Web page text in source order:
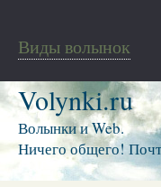
Виды волынок
Volynki.ru
Волынки и Web.
Ничего общего!